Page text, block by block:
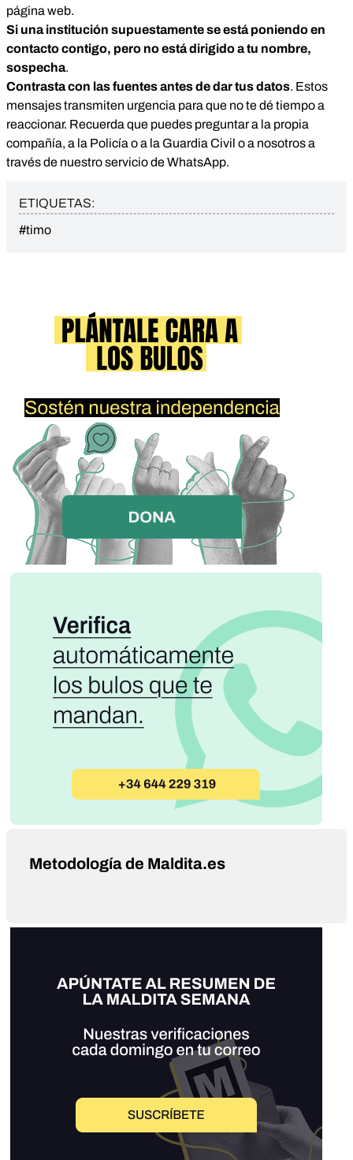
página web.
Si una institución supuestamente se está poniendo en
contacto contigo, pero no está dirigido a tu nombre,
sospecha.
Contrasta con las fuentes antes de dar tus datos. Estos
mensajes transmiten urgencia para que no te dé tiempo a
reaccionar. Recuerda que puedes preguntar a la propia
compañía, a la Policía o a la Guardia Civil o a nosotros a
través de nuestro servicio de WhatsApp.
ETIQUETAS:
#timo
Metodología de Maldita.es